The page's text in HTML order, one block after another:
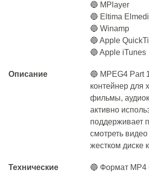
🔵 MPlayer
🔵 Eltima
🔵 Winamp
🔵 Apple
🔵 Apple iTunes
Описание
🔵 MPEG4 Part
контейнер для
фильмы,
активно
поддерживает
смотреть
жестком диске
Технические
🔵 Формат MP4